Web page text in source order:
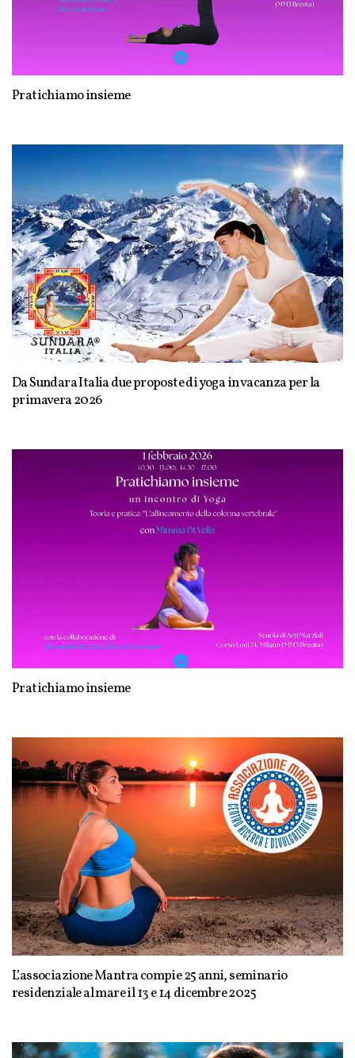
Pratichiamo insieme
Da Sundara Italia due proposte di yoga in vacanza per la
primavera 2026
Pratichiamo insieme
L’associazione Mantra compie 25 anni, seminario
residenziale al mare il 13 e 14 dicembre 2025